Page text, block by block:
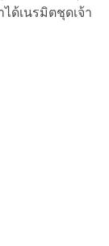
ด้เนรมิตชุดเจ้า